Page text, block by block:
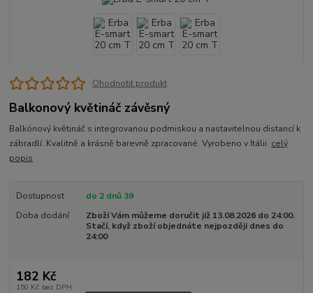
Ohodnotit produkt
Balkonový květináč závěsný
Balkónový květináč s integrovanou podmiskou a nastavitelnou distancí k
zábradlí. Kvalitně a krásně barevně zpracované. Vyrobeno v Itálii. celý
popis
Dostupnost
do 2 dnů 39
Doba dodání
Zboží Vám můžeme doručit již 13.08.2026 do 24:00.
Stačí, když zboží objednáte nejpozději dnes do
24:00
182 Kč
150 Kč bez DPH